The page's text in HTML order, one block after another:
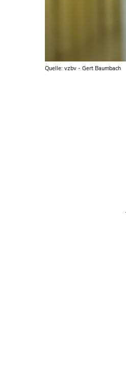
Quelle: vzbv - Gert Baumbach